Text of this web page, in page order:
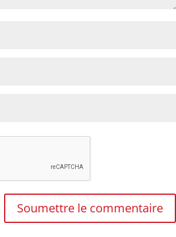
Soumettre le commentaire